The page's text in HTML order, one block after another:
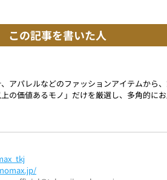
この記事を書いた人
アパレルなどのファッションアイテムから
の価値あるモノ」だけを厳選し、多角的にお